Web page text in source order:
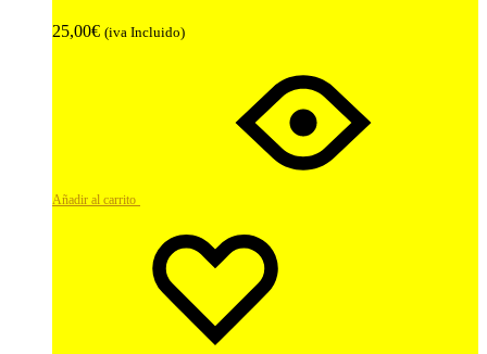
25,00€ (iva Incluido)
Añadir al carrito